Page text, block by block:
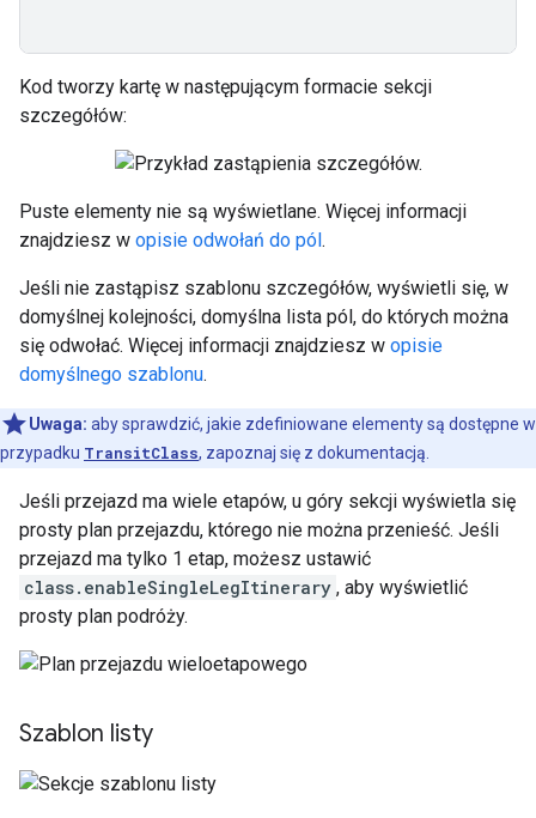
Kod tworzy kartę w następującym formacie sekcji
szczegółów:
Puste elementy nie są wyświetlane. Więcej informacji
znajdziesz w opisie odwołań do pól.
Jeśli nie zastąpisz szablonu szczegółów, wyświetli się, w
domyślnej kolejności, domyślna lista pól, do których można
się odwołać. Więcej informacji znajdziesz w opisie
domyślnego szablonu.
Uwaga: aby sprawdzić, jakie zdefiniowane elementy są dostępne w
przypadku TransitClass, zapoznaj się z dokumentacją.
Jeśli przejazd ma wiele etapów, u góry sekcji wyświetla się
prosty plan przejazdu, którego nie można przenieść. Jeśli
przejazd ma tylko 1 etap, możesz ustawić
class.enableSingleLegItinerary , aby wyświetlić
prosty plan podróży.
Szablon listy